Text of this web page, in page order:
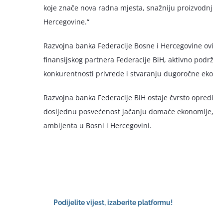
koje znače nova radna mjesta, snažniju
Hercegovine.“
Razvojna banka Federacije Bosne i Hercegovine
finansijskog partnera Federacije BiH, aktivno
konkurentnosti privrede i stvaranju dugoročne
Razvojna banka Federacije BiH ostaje čvrsto
dosljednu posvećenost jačanju domaće
ambijenta u Bosni i Hercegovini.
Podijelite vijest, izaberite platformu!